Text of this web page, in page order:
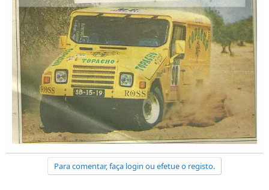
Para comentar, faça login ou efetue o registo.